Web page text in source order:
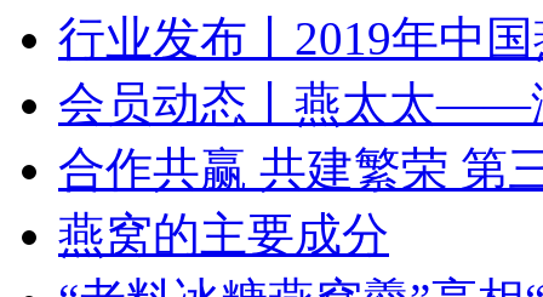
行业发布丨2019年中
会员动态丨燕太太——
合作共赢 共建繁荣 第
燕窝的主要成分